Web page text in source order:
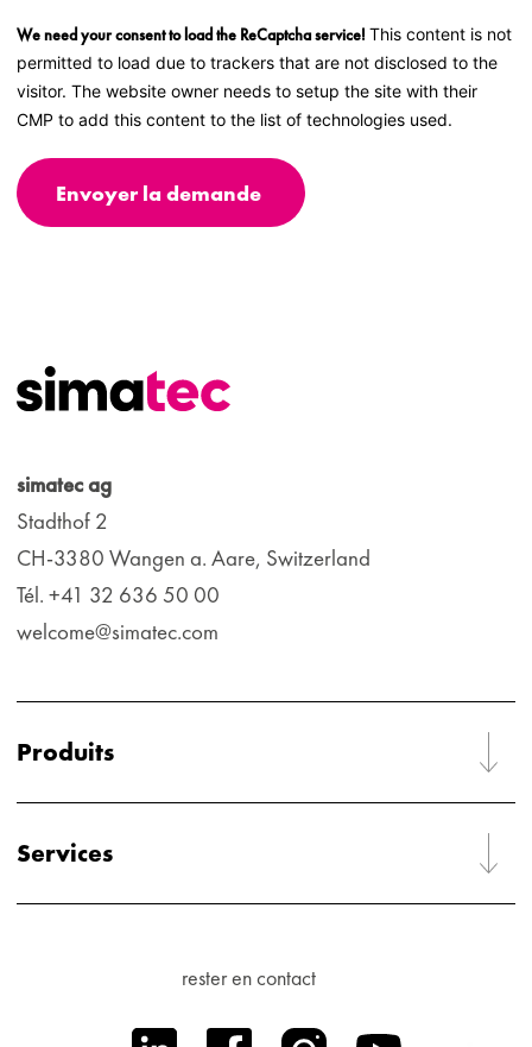
We need your consent to load the ReCaptcha service! This content is not
permitted to load due to trackers that are not disclosed to the
visitor. The website owner needs to setup the site with their
CMP to add this content to the list of technologies used.
Envoyer la demande
simatec ag
Stadthof 2
CH-3380 Wangen a. Aare, Switzerland
Tél. +41 32 636 50 00
welcome@simatec.com
Produits
Services
rester en contact